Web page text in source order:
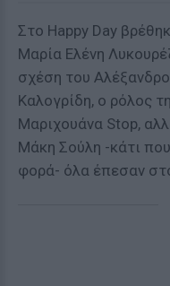
Στο Happy Day
Μαρία Ελένη
σχέση του
Καλογρίδη, ο ρόλος
Μαριχουάνα Stop,
Μάκη Σούλη -κάτι
φορά- όλα έπεσαν